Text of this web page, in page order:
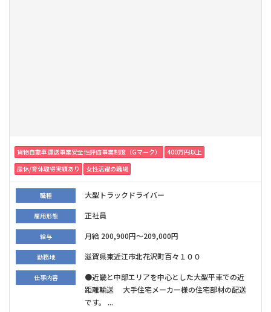
貨物自動車運送事業安全性評価事業制度（Gマーク）
400万円以上
産休/育休取得実績あり
女性活躍の職場
職種 大型トラックドライバー
雇用形態 正社員
給与 月給 200,900円～209,000円
勤務地 滋賀県東近江市北花沢町百々１００
仕事内容
●近畿と中部エリアを中心とした大型平車での近
距離輸送 大手住宅メーカー様の住宅部材の配送
です。 ...